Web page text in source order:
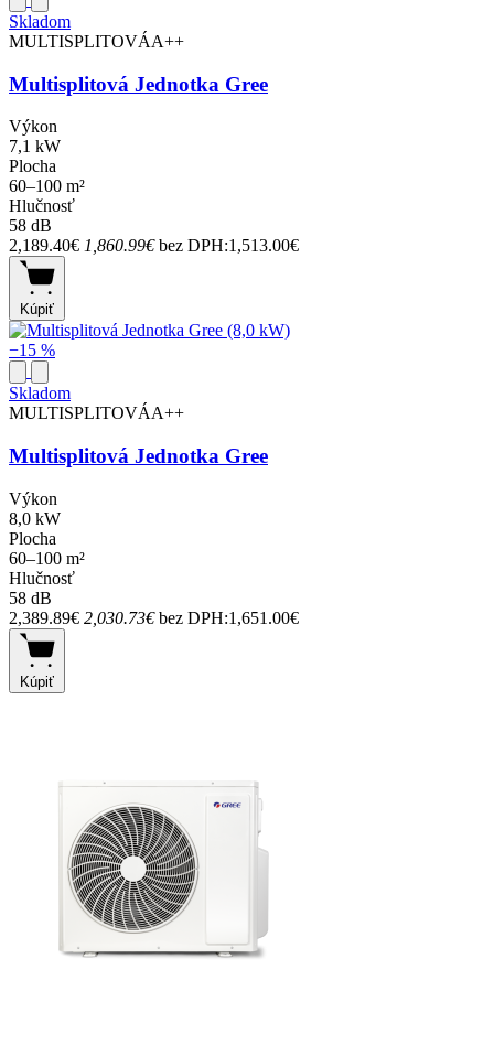
Skladom
MULTISPLITOVÁA++
Multisplitová Jednotka Gree
Výkon
7,1 kW
Plocha
60–100 m²
Hlučnosť
58 dB
2,189.40€ 1,860.99€ bez DPH:1,513.00€
Kúpiť
−15 %
Skladom
MULTISPLITOVÁA++
Multisplitová Jednotka Gree
Výkon
8,0 kW
Plocha
60–100 m²
Hlučnosť
58 dB
2,389.89€ 2,030.73€ bez DPH:1,651.00€
Kúpiť